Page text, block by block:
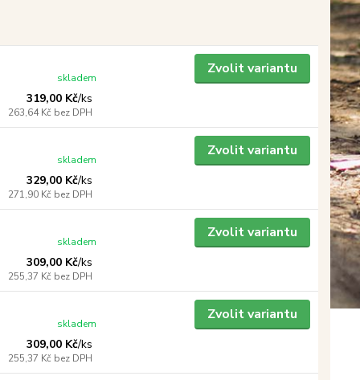
319,00 Kč/ks
263,64 Kč bez DPH
skladem
Zvolit variantu
329,00 Kč/ks
271,90 Kč bez DPH
skladem
Zvolit variantu
309,00 Kč/ks
255,37 Kč bez DPH
skladem
Zvolit variantu
309,00 Kč/ks
255,37 Kč bez DPH
skladem
Zvolit variantu